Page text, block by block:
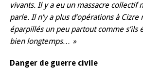
vivants. Il y a eu un massacre collectif
parle. Il n’y a plus d’opérations à
éparpillés un peu partout comme s’ils
bien longtemps… »
Danger de guerre civile